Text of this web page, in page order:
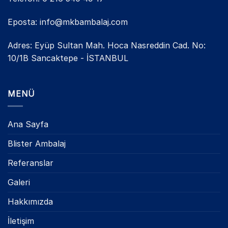
Eposta: info@mkbambalaj.com
Adres: Eyüp Sultan Mah. Hoca Nasreddin Cad. No:
10/1B Sancaktepe - İSTANBUL
MENÜ
Ana Sayfa
Blister Ambalaj
Referanslar
Galeri
Hakkımızda
İletişim